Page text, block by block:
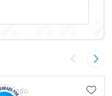
Imagem
AOS FAVORITOS